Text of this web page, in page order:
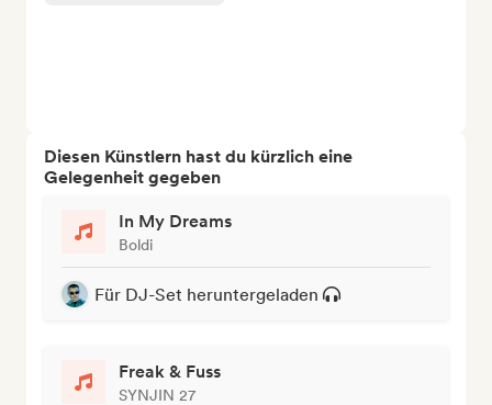
Diesen Künstlern hast du kürzlich eine
Gelegenheit gegeben
In My Dreams
Boldi
Für DJ-Set heruntergeladen
Freak & Fuss
SYNJIN 27